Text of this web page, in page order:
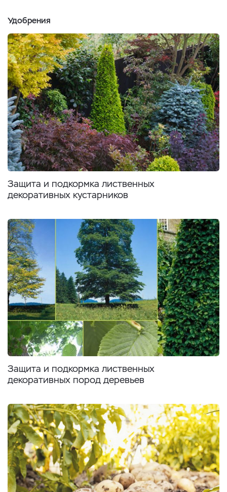
Удобрения
Защита и подкормка лиственных
декоративных кустарников
Защита и подкормка лиственных
декоративных пород деревьев